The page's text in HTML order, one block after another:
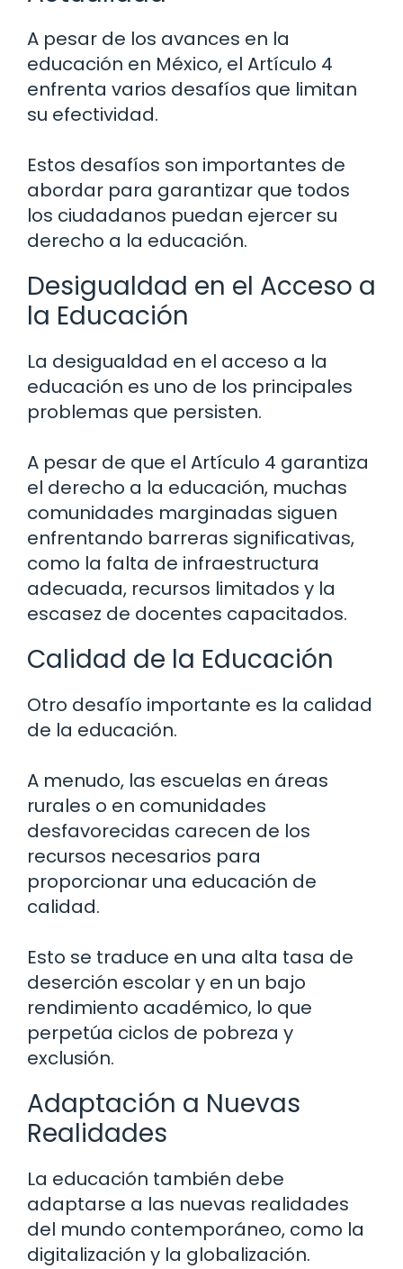
A pesar de los avances en la
educación en México, el Artículo 4
enfrenta varios desafíos que limitan
su efectividad.
Estos desafíos son importantes de
abordar para garantizar que todos
los ciudadanos puedan ejercer su
derecho a la educación.
Desigualdad en el Acceso a
la Educación
La desigualdad en el acceso a la
educación es uno de los principales
problemas que persisten.
A pesar de que el Artículo 4 garantiza
el derecho a la educación, muchas
comunidades marginadas siguen
enfrentando barreras significativas,
como la falta de infraestructura
adecuada, recursos limitados y la
escasez de docentes capacitados.
Calidad de la Educación
Otro desafío importante es la calidad
de la educación.
A menudo, las escuelas en áreas
rurales o en comunidades
desfavorecidas carecen de los
recursos necesarios para
proporcionar una educación de
calidad.
Esto se traduce en una alta tasa de
deserción escolar y en un bajo
rendimiento académico, lo que
perpetúa ciclos de pobreza y
exclusión.
Adaptación a Nuevas
Realidades
La educación también debe
adaptarse a las nuevas realidades
del mundo contemporáneo, como la
digitalización y la globalización.